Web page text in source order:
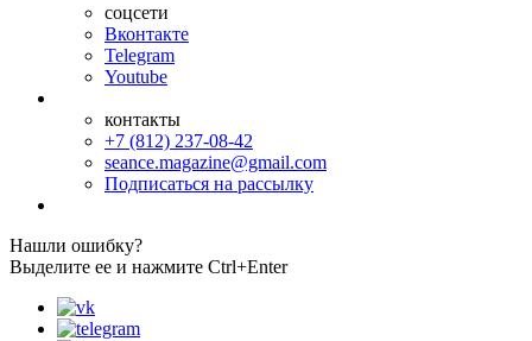
соцсети
Вконтакте
Telegram
Youtube
контакты
+7 (812) 237-08-42
seance.magazine@gmail.com
Подписаться на рассылку
Нашли ошибку?
Выделите ее и нажмите Ctrl+Enter